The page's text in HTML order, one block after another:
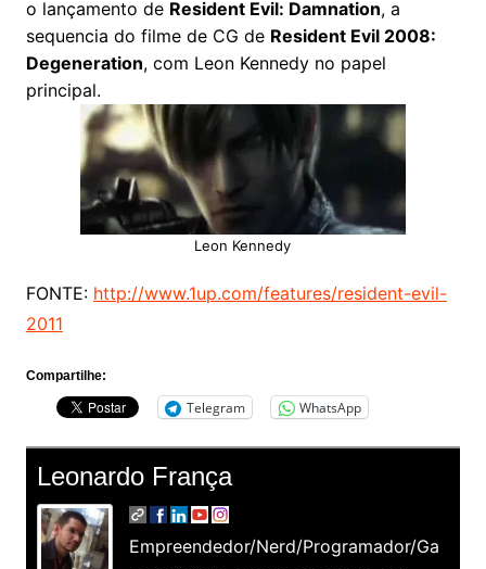
o lançamento de Resident Evil: Damnation, a
sequencia do filme de CG de Resident Evil 2008:
Degeneration, com Leon Kennedy no papel
principal.
Leon Kennedy
FONTE: http://www.1up.com/features/resident-evil-
2011
Compartilhe:
Telegram WhatsApp
Leonardo França
Empreendedor/Nerd/Programador/Ga